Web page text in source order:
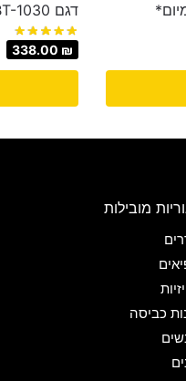
דגם BT-1030
338.00 ₪
מובילות
כביסה